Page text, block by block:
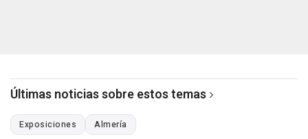
Últimas noticias sobre estos temas
Exposiciones Almería